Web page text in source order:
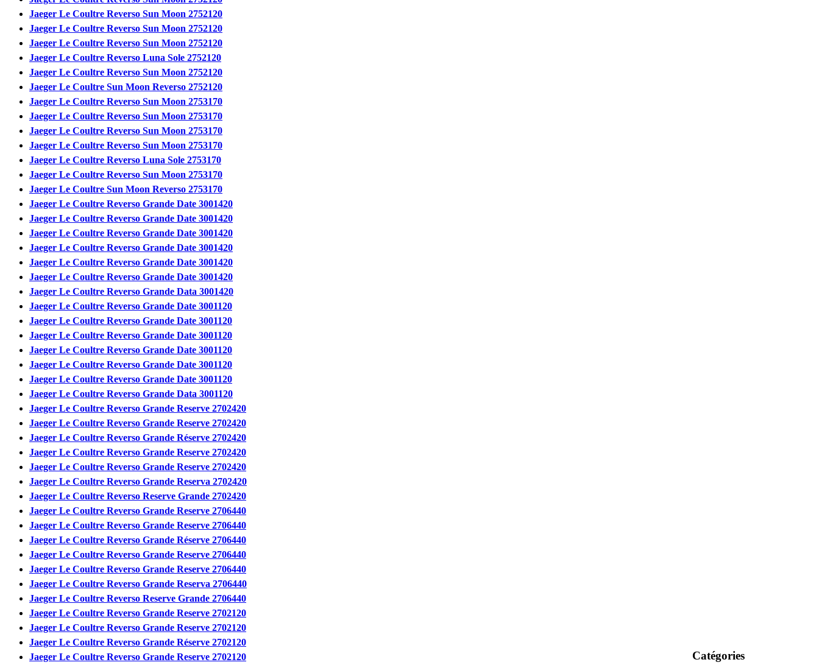
Jaeger Le Coultre Reverso Sun Moon 2752120
Jaeger Le Coultre Reverso Sun Moon 2752120
Jaeger Le Coultre Reverso Sun Moon 2752120
Jaeger Le Coultre Reverso Luna Sole 2752120
Jaeger Le Coultre Reverso Sun Moon 2752120
Jaeger Le Coultre Sun Moon Reverso 2752120
Jaeger Le Coultre Reverso Sun Moon 2753170
Jaeger Le Coultre Reverso Sun Moon 2753170
Jaeger Le Coultre Reverso Sun Moon 2753170
Jaeger Le Coultre Reverso Sun Moon 2753170
Jaeger Le Coultre Reverso Luna Sole 2753170
Jaeger Le Coultre Reverso Sun Moon 2753170
Jaeger Le Coultre Sun Moon Reverso 2753170
Jaeger Le Coultre Reverso Grande Date 3001420
Jaeger Le Coultre Reverso Grande Date 3001420
Jaeger Le Coultre Reverso Grande Date 3001420
Jaeger Le Coultre Reverso Grande Date 3001420
Jaeger Le Coultre Reverso Grande Date 3001420
Jaeger Le Coultre Reverso Grande Date 3001420
Jaeger Le Coultre Reverso Grande Data 3001420
Jaeger Le Coultre Reverso Grande Date 3001120
Jaeger Le Coultre Reverso Grande Date 3001120
Jaeger Le Coultre Reverso Grande Date 3001120
Jaeger Le Coultre Reverso Grande Date 3001120
Jaeger Le Coultre Reverso Grande Date 3001120
Jaeger Le Coultre Reverso Grande Date 3001120
Jaeger Le Coultre Reverso Grande Data 3001120
Jaeger Le Coultre Reverso Grande Reserve 2702420
Jaeger Le Coultre Reverso Grande Reserve 2702420
Jaeger Le Coultre Reverso Grande Réserve 2702420
Jaeger Le Coultre Reverso Grande Reserve 2702420
Jaeger Le Coultre Reverso Grande Reserve 2702420
Jaeger Le Coultre Reverso Grande Reserva 2702420
Jaeger Le Coultre Reverso Reserve Grande 2702420
Jaeger Le Coultre Reverso Grande Reserve 2706440
Jaeger Le Coultre Reverso Grande Reserve 2706440
Jaeger Le Coultre Reverso Grande Réserve 2706440
Jaeger Le Coultre Reverso Grande Reserve 2706440
Jaeger Le Coultre Reverso Grande Reserve 2706440
Jaeger Le Coultre Reverso Grande Reserva 2706440
Jaeger Le Coultre Reverso Reserve Grande 2706440
Jaeger Le Coultre Reverso Grande Reserve 2702120
Jaeger Le Coultre Reverso Grande Reserve 2702120
Jaeger Le Coultre Reverso Grande Réserve 2702120
Jaeger Le Coultre Reverso Grande Reserve 2702120
Catégories